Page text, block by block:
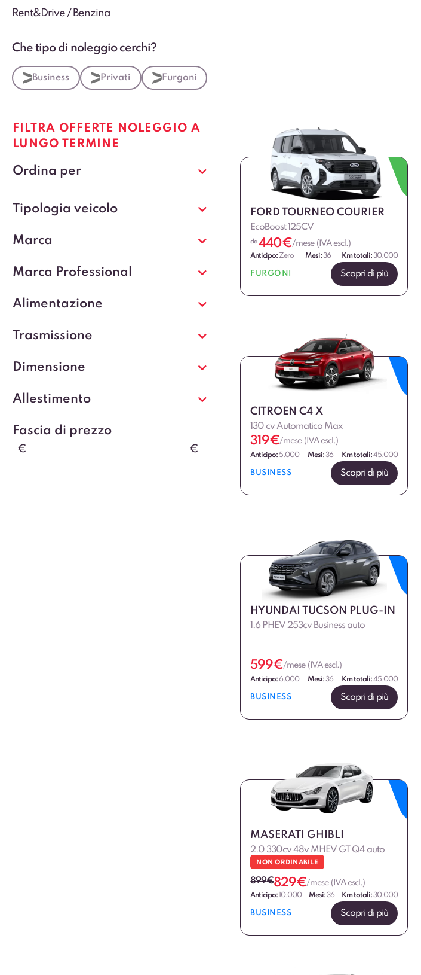
Rent&Drive / Benzina
Che tipo di noleggio cerchi?
Business Privati Furgoni
FORD TOURNEO COURIER
EcoBoost 125CV
da 440€/mese (IVA escl.)
Anticipo: Zero Mesi:36 Km totali:30.000
FURGONI Scopri di più
CITROEN C4 X
130 cv Automatico Max
319€/mese (IVA escl.)
Anticipo: 5.000 Mesi:36 Km totali:45.000
BUSINESS Scopri di più
HYUNDAI TUCSON PLUG-IN
1.6 PHEV 253cv Business auto
599€/mese (IVA escl.)
Anticipo:6.000 Mesi:36 Km totali:45.000
BUSINESS Scopri di più
MASERATI GHIBLI
2.0 330cv 48v MHEV GT Q4 auto
NON ORDINABILE
899€829€/mese (IVA escl.)
Anticipo: 10.000 Mesi:36 Km totali:30.000
BUSINESS Scopri di più
FILTRA OFFERTE NOLEGGIO A
LUNGO TERMINE
Ordina per
Tipologia veicolo
Marca
Marca Professional
Alimentazione
Trasmissione
Dimensione
Allestimento
Fascia di prezzo
€ €